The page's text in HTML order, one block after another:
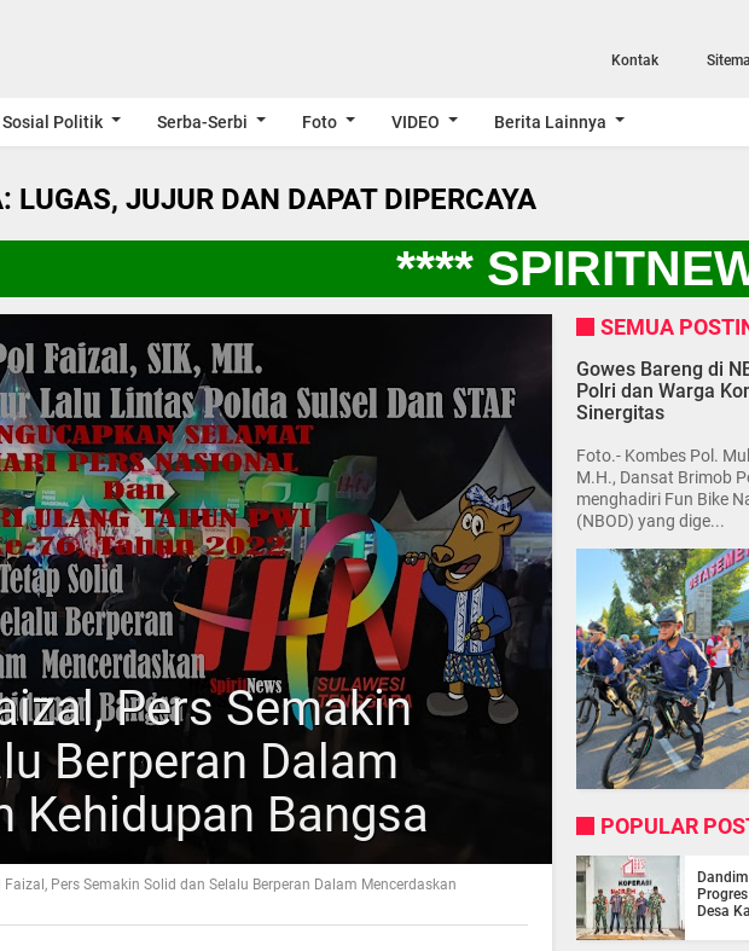
Kontak
Sosial Politik Serba-Serbi Foto VIDEO Berita Lainnya
LUGAS, JUJUR DAN DAPAT DIPERCAYA
****
Pers Semakin
Berperan Dalam
Kehidupan Bangsa
Faizal, Pers Semakin Solid dan Selalu Berperan Dalam Mencerdaskan
SEMUA
Gowes Bareng di
Polri dan Warga
Sinergitas
Foto.- Kombes Pol.
M.H., Dansat Brimob
menghadiri Fun Bike
(NBOD) yang dige...
POPULAR
Desa